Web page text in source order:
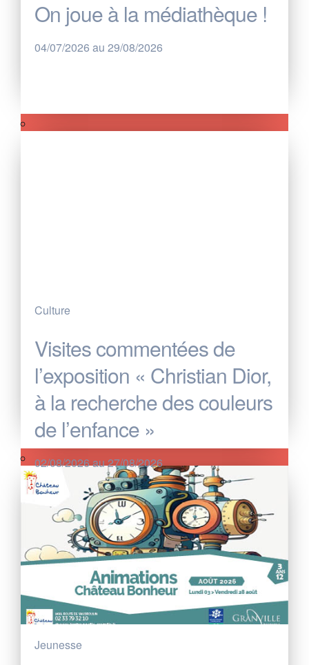
On joue à la médiathèque !
04/07/2026 au 29/08/2026
Culture
Visites commentées de
l’exposition « Christian Dior,
à la recherche des couleurs
de l’enfance »
02/08/2026 au 27/08/2026
Jeunesse